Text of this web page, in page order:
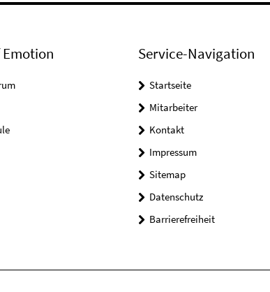
Service-Navigation
Startseite
Mitarbeiter
Kontakt
Impressum
Sitemap
Datenschutz
Barrierefreiheit